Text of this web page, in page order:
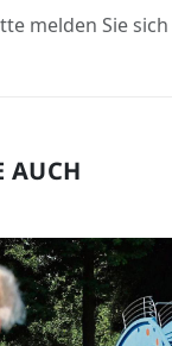
melden Sie
AUCH